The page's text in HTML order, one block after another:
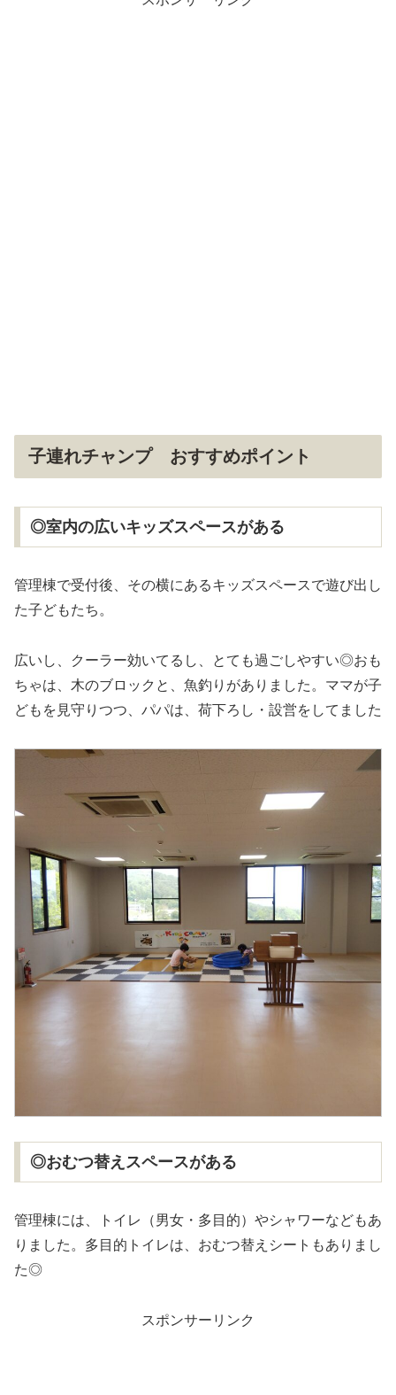
子連れチャンプ おすすめポイント
◎室内の広いキッズスペースがある
管理棟で受付後、その横にあるキッズスペースで遊び出し
た子どもたち。
広いし、クーラー効いてるし、とても過ごしやすい◎おも
ちゃは、木のブロックと、魚釣りがありました。ママが子
どもを見守りつつ、パパは、荷下ろし・設営をしてました
◎おむつ替えスペースがある
管理棟には、トイレ（男女・多目的）やシャワーなどもあ
りました。多目的トイレは、おむつ替えシートもありまし
た◎
スポンサーリンク